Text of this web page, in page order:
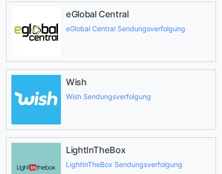
eGlobal Central
eGlobal Central Sendungsverfolgung
Wish
Wish Sendungsverfolgung
LightInTheBox
LightInTheBox Sendungsverfolgung